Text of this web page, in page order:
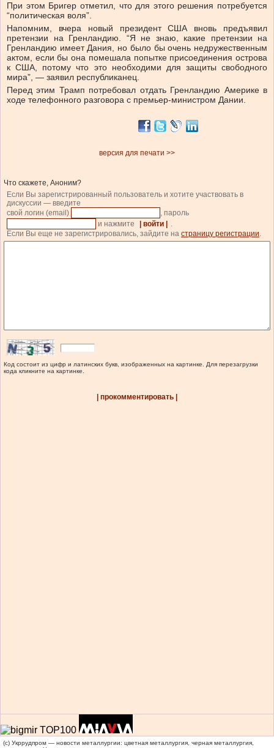
При этом Бригер отметил, что для этого решения потребуется
“политическая воля”.
Напомним, вчера новый президент США вновь предъявил
претензии на Гренландию. “Я не знаю, какие претензии на
Гренландию имеет Дания, но было бы очень недружественным
актом, если бы она помешала попытке присоединения острова
к США, потому что это необходими для защиты свободного
мира”, — заявил республиканец.
Перед этим Трамп потребовал отдать Гренландию Америке в
ходе телефонного разговора с премьер-министром Дании.
версия для печати >>
Что скажете, Аноним?
Если Вы зарегистрированный пользователь и хотите участвовать в
дискуссии — введите
свой логин (email)
, пароль
и нажмите
| войти |
.
Если Вы еще не зарегистрировались, зайдите на страницу регистрации.
Код состоит из цифр и латинских букв, изображенных на картинке. Для перезагрузки
кода кликните на картинке.
| прокомментировать |
(c) Укррудпром — новости металлургии: цветная металлургия, черная металлургия,